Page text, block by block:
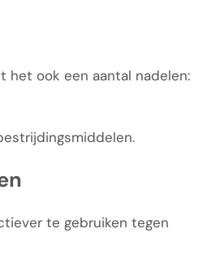
het ook een aantal nadelen:
te gebruiken tegen